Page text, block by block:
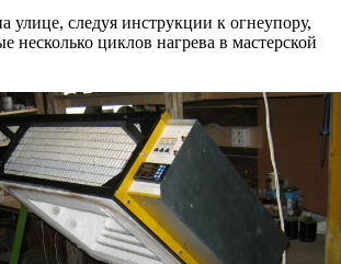
улице, следуя инструкции к огнеупору,
несколько циклов нагрева в мастерской